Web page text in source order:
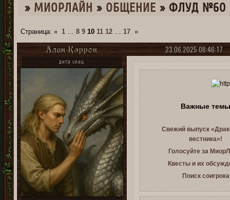
» МИОРЛАЙН » ОБЩЕНИЕ » ФЛУД №60
Страница:« 1 … 8 9 10 11 12 … 17 »
23.06.2025 08:46:17
Алан Кэррон
ДИТЯ УЛИЦ
Важные
Свежий выпуск
вестника»!
Голосуйте за
Квесты и их
Поиск соигрока